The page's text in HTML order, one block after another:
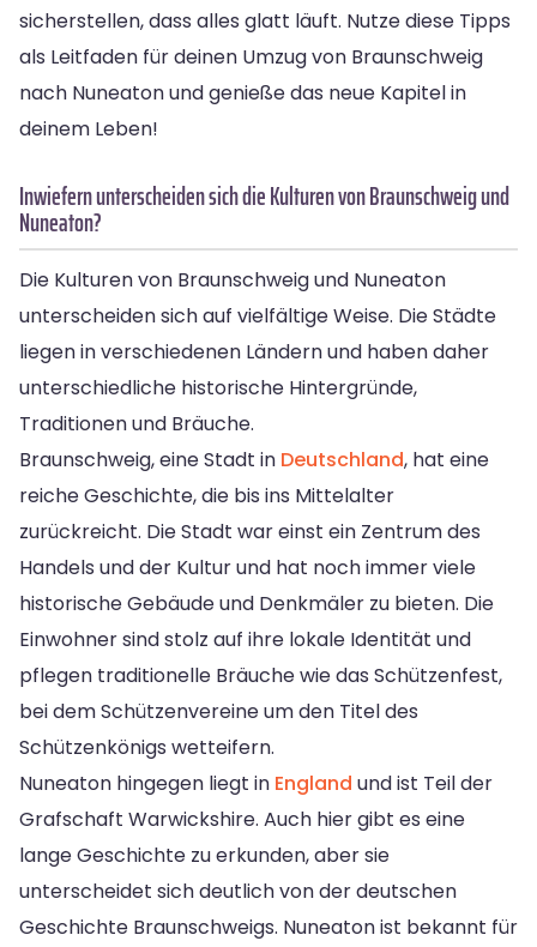
sicherstellen, dass alles glatt läuft. Nutze diese Tipps
als Leitfaden für deinen Umzug von Braunschweig
nach Nuneaton und genieße das neue Kapitel in
deinem Leben!
Inwiefern unterscheiden sich die Kulturen von Braunschweig und
Nuneaton?
Die Kulturen von Braunschweig und Nuneaton
unterscheiden sich auf vielfältige Weise. Die Städte
liegen in verschiedenen Ländern und haben daher
unterschiedliche historische Hintergründe,
Traditionen und Bräuche.
Braunschweig, eine Stadt in Deutschland, hat eine
reiche Geschichte, die bis ins Mittelalter
zurückreicht. Die Stadt war einst ein Zentrum des
Handels und der Kultur und hat noch immer viele
historische Gebäude und Denkmäler zu bieten. Die
Einwohner sind stolz auf ihre lokale Identität und
pflegen traditionelle Bräuche wie das Schützenfest,
bei dem Schützenvereine um den Titel des
Schützenkönigs wetteifern.
Nuneaton hingegen liegt in England und ist Teil der
Grafschaft Warwickshire. Auch hier gibt es eine
lange Geschichte zu erkunden, aber sie
unterscheidet sich deutlich von der deutschen
Geschichte Braunschweigs. Nuneaton ist bekannt für